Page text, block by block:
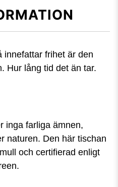
innefattar frihet är den
Hur lång tid det än tar.
inga farliga ämnen,
naturen. Den här tischan
och certifierad enligt